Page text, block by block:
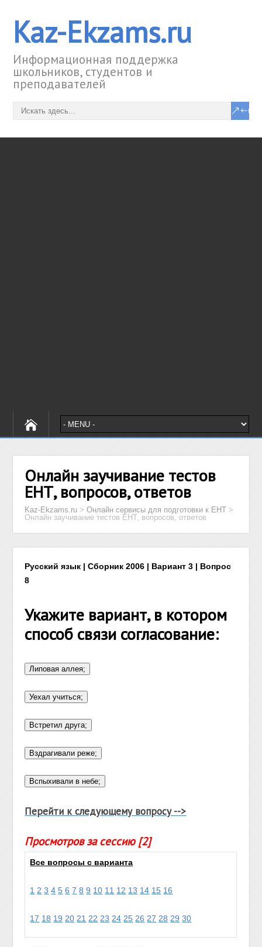
Kaz-Ekzams.ru
Информационная поддержка
школьников, студентов и
преподавателей
Онлайн заучивание тестов
ЕНТ, вопросов, ответов
Kaz-Ekzams.ru >Онлайн сервисы для подготовки к ЕНТ >
Онлайн заучивание тестов ЕНТ, вопросов, ответов
Русский язык | Сборник 2006 | Вариант 3 | Вопрос
8
Укажите вариант, в котором
способ связи согласование:
Перейти к следующему вопросу -->
Просмотров за сессию [2]
Все вопросы с варианта
1 2 3 4 5 6 7 8 9 10 11 12 13 14 15 16
17 18 19 20 21 22 23 24 25 26 27 28 29 30